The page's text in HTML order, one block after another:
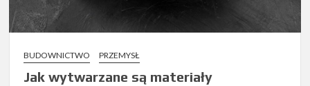
BUDOWNICTWO PRZEMYSŁ
Jak wytwarzane są materiały